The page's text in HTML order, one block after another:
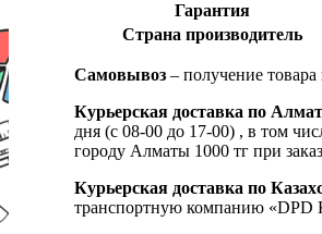
Гарантия
Страна производитель
Самовывоз – получение
Курьерская доставка по
дня (с 08-00 до 17-00) , в том
городу Алматы 1000 тг при
Курьерская доставка по
транспортную компанию